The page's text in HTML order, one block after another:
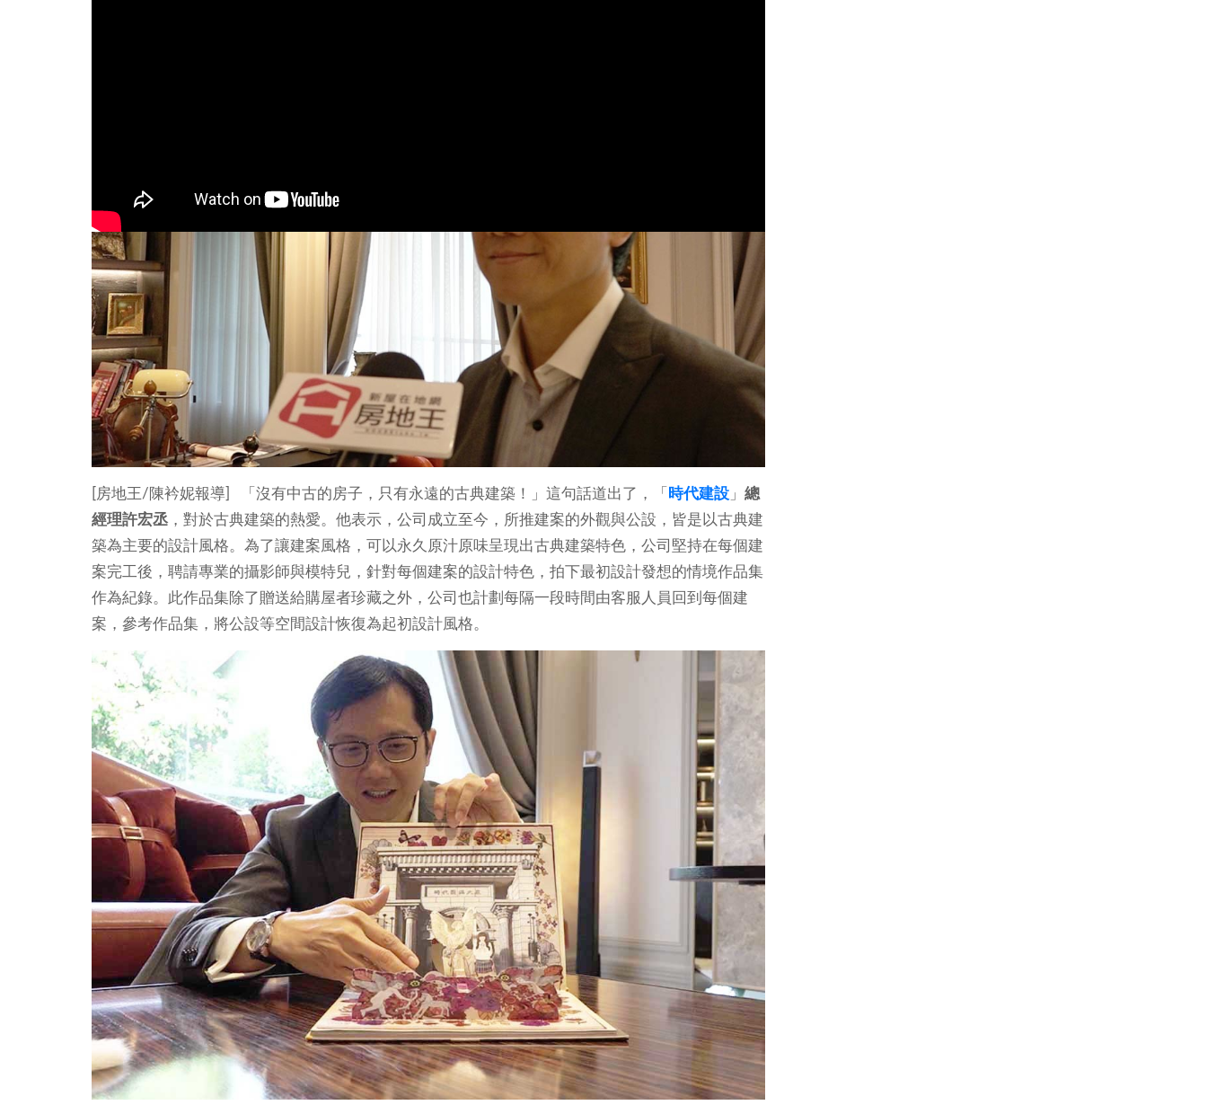
[房地王/陳衿妮報導] 「沒有中古的房子，只有永遠的古典建築！」這句話道出了，「 時代建設 」 總
經理許宏丞 ，對於古典建築的熱愛。他表示，公司成立至今，所推建案的外觀與公設，皆是以古典建
築為主要的設計風格。為了讓建案風格，可以永久原汁原味呈現出古典建築特色，公司堅持在每個建
案完工後，聘請專業的攝影師與模特兒，針對每個建案的設計特色，拍下最初設計發想的情境作品集
作為紀錄。此作品集除了贈送給購屋者珍藏之外，公司也計劃每隔一段時間由客服人員回到每個建
案，參考作品集，將公設等空間設計恢復為起初設計風格。